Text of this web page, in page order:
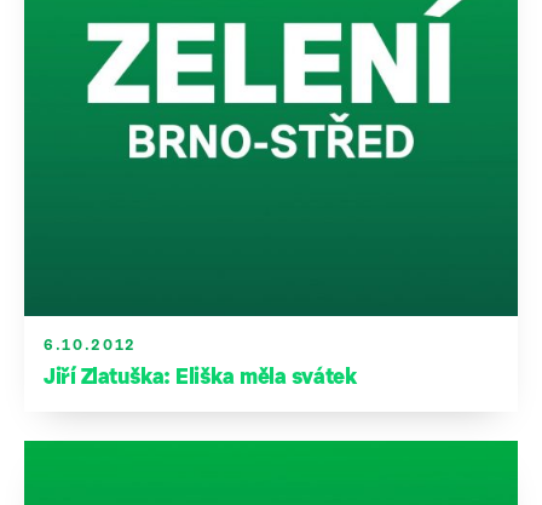
6.10.2012
Jiří Zlatuška: Eliška měla svátek